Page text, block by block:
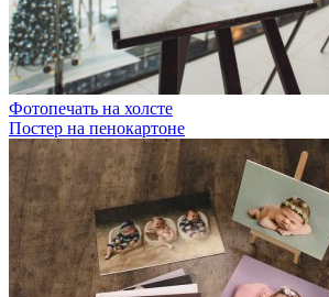
Фотопечать на холсте
Постер на пенокартоне